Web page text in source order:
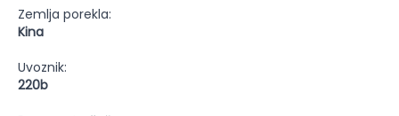
Zemlja porekla:
Kina
Uvoznik:
220b